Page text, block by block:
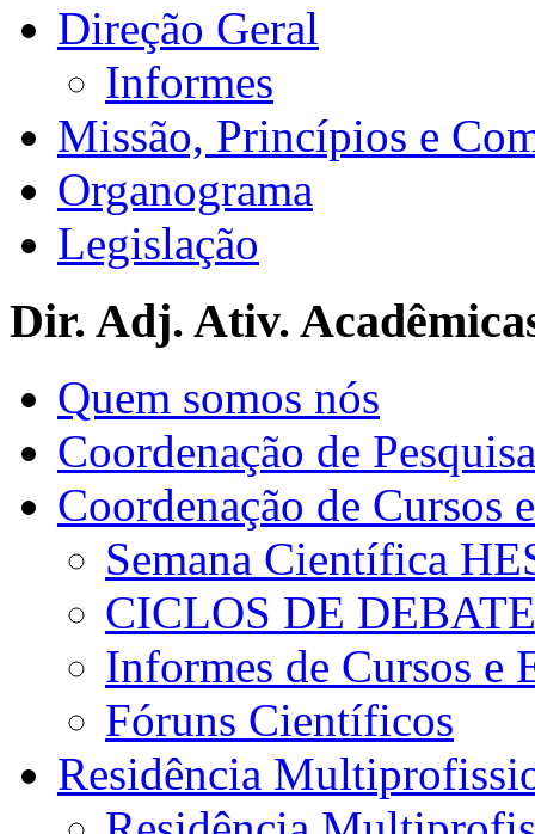
Direção Geral
Informes
Missão, Princípios e
Organograma
Legislação
Dir. Adj. Ativ.
Quem somos nós
Coordenação de Pesquisa
Coordenação de Cursos
Semana Científica
CICLOS DE
Informes de Cursos e
Fóruns Científicos
Residência